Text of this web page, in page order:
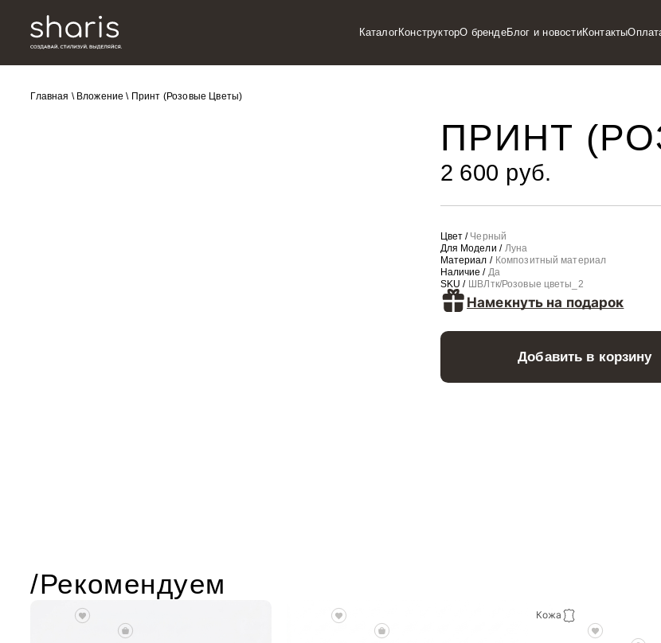
КаталогКонструкторО брендеБлог и новостиКонтакты
Главная \ Вложение \ Принт (Розовые Цветы)
ПРИНТ
2 600 руб.
Цвет / Черный
Для Модели / Луна
Материал / Композитный материал
Наличие / Да
SKU /
ШВЛтк/Розовые цветы_2
Намекнуть на подарок
Добавить в корзину
/Рекомендуем
Кожа